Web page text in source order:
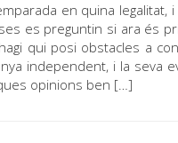
en quina legalitat,
es preguntin si ara és
qui posi obstacles a
independent, i la seva
opinions ben […]